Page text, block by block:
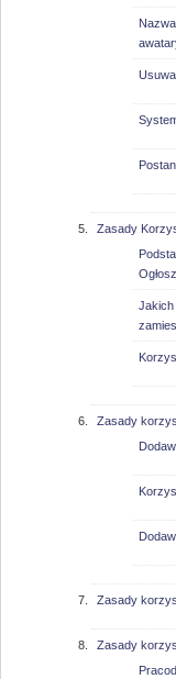
Zasady
Jakich
Zasady
Zasady
Zasady